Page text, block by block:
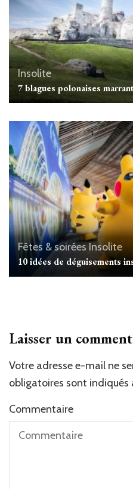
Insolite
7 blagues polonaises
Fêtes & soirées Insolite
10 idées de déguisements
Laisser un
Votre adresse e-mail ne
obligatoires sont indiqués
Commentaire